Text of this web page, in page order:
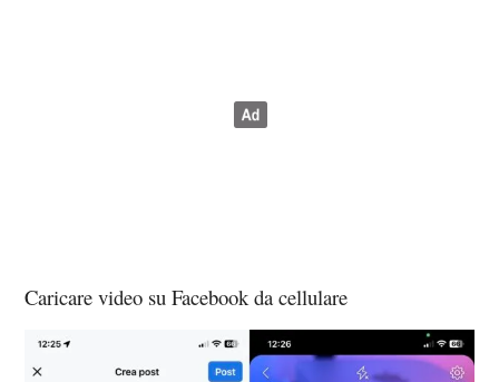
Caricare video su Facebook da cellulare